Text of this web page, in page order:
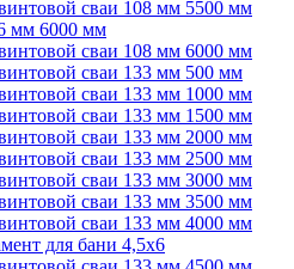
сваи 108 мм 5500 мм
мм 6000 мм
сваи 108 мм 6000 мм
сваи 133 мм 500 мм
сваи 133 мм 1000 мм
сваи 133 мм 1500 мм
сваи 133 мм 2000 мм
сваи 133 мм 2500 мм
сваи 133 мм 3000 мм
сваи 133 мм 3500 мм
сваи 133 мм 4000 мм
для бани 4,5х6